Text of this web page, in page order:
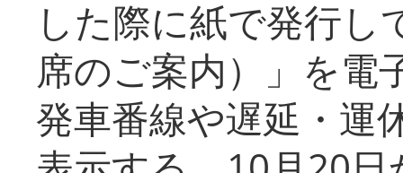
した際に紙で発行し
席のご案内）」を電
発車番線や遅延・運